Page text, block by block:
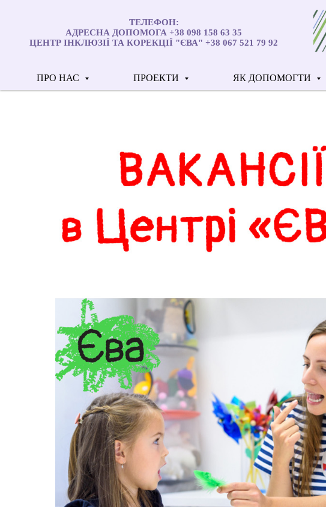
ТЕЛЕФОН:
АДРЕСНА ДОПОМОГА +38 098 158 63 35
ЦЕНТР ІНКЛЮЗІЇ ТА КОРЕКЦІЇ "ЄВА" +38 067 521 79 92
ПРО НАС ПРОЕКТИ ЯК ДОПОМОГТИ